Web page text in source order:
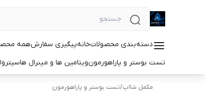
دسته‌بندی محصولاتخانهپیگیری سفارشهمه
تست بوستر و پاراهورمونویتامین ها و مینرال ها
مکمل شااپ/تست بوستر و پاراهورمون